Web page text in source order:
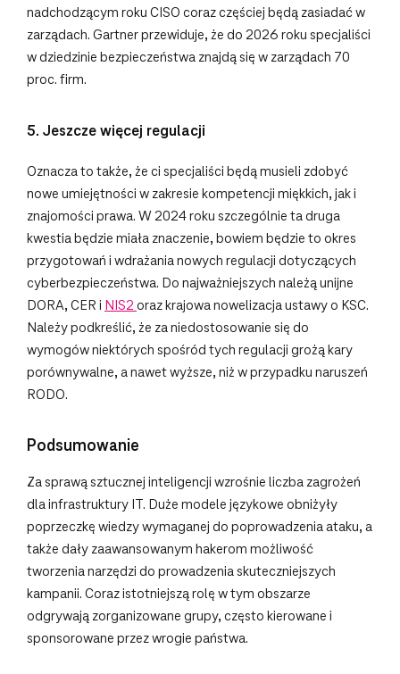
nadchodzącym roku CISO coraz częściej będą zasiadać w
zarządach. Gartner przewiduje, że do 2026 roku specjaliści
w dziedzinie bezpieczeństwa znajdą się w zarządach 70
proc. firm.
5. Jeszcze więcej regulacji
Oznacza to także, że ci specjaliści będą musieli zdobyć
nowe umiejętności w zakresie kompetencji miękkich, jak i
znajomości prawa. W 2024 roku szczególnie ta druga
kwestia będzie miała znaczenie, bowiem będzie to okres
przygotowań i wdrażania nowych regulacji dotyczących
cyberbezpieczeństwa. Do najważniejszych należą unijne
DORA, CER i NIS2 oraz krajowa nowelizacja ustawy o KSC.
Należy podkreślić, że za niedostosowanie się do
wymogów niektórych spośród tych regulacji grożą kary
porównywalne, a nawet wyższe, niż w przypadku naruszeń
RODO.
Podsumowanie
Za sprawą sztucznej inteligencji wzrośnie liczba zagrożeń
dla infrastruktury IT. Duże modele językowe obniżyły
poprzeczkę wiedzy wymaganej do poprowadzenia ataku, a
także dały zaawansowanym hakerom możliwość
tworzenia narzędzi do prowadzenia skuteczniejszych
kampanii. Coraz istotniejszą rolę w tym obszarze
odgrywają zorganizowane grupy, często kierowane i
sponsorowane przez wrogie państwa.